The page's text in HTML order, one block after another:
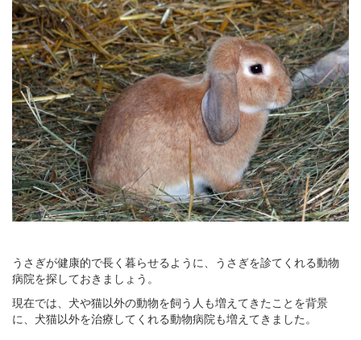
うさぎが健康的で長く暮らせるように、うさぎを診てくれる動物
病院を探しておきましょう。
現在では、犬や猫以外の動物を飼う人も増えてきたことを背景
に、犬猫以外を治療してくれる動物病院も増えてきました。